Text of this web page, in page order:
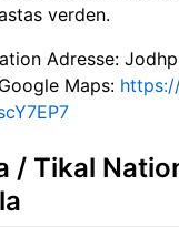
verden.
Adresse:
Maps:
/ Tikal